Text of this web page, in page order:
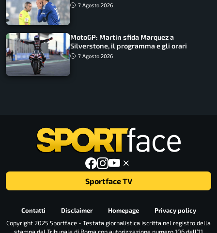
7 Agosto 2026
MotoGP: Martin sfida Marquez a
Silverstone, il programma e gli orari
7 Agosto 2026
Sportface TV
Contatti Disclaimer Homepage
Privacy policy
Copyright 2025 Sportface - Testata giornalistica iscritta nel registro della
stampa dal Tribunale di Roma con autorizzazione numero 106 dell’11